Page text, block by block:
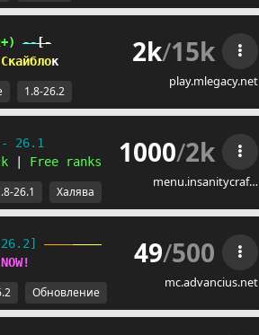
--[-
Скайблок 2k/15k
play.mlegacy.net
1.8-26.2
26.1
Free ranks 1000/2k
menu.insanitycraf…
26.1 Халява
NOW! 49/500
mc.advancius.net
Обновление